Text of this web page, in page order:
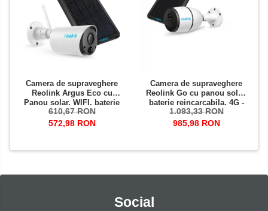
Camera de supraveghere
Reolink Argus Eco cu
Panou solar, WIFI, baterie
reincarcabila, slot Micro SD
Card, rezolutie Full HD,
610,67 RON
572,98 RON
Camera de supraveghere
Reolink Go cu panou solar,
baterie reincarcabila, 4G -
LTE, rezolutie Full HD,
senzor de miscare
1.093,33 RON
985,98 RON
Social